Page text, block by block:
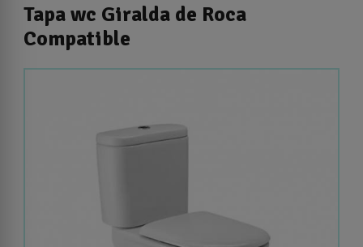
Tapa wc Giralda de Roca
Compatible